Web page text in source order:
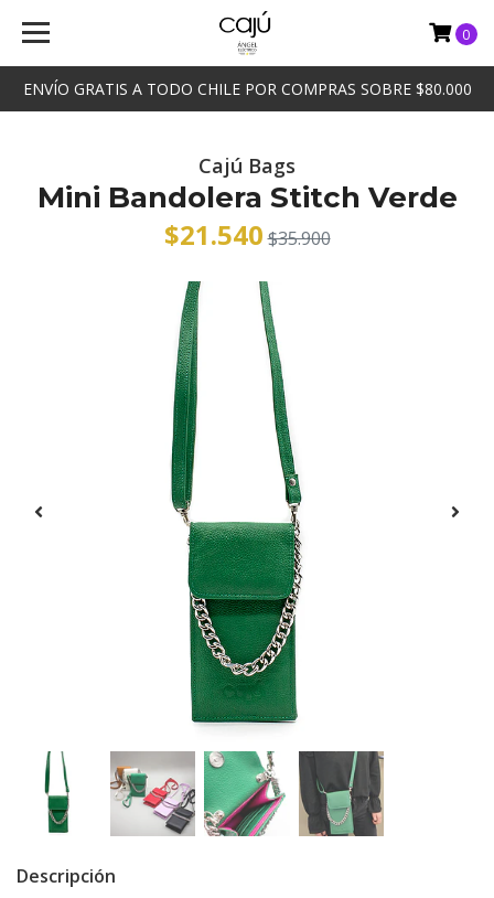
ENVÍO GRATIS A TODO CHILE POR COMPRAS SOBRE $80.000
0
Cajú Bags
Mini Bandolera Stitch Verde
$21.540 $35.900
Descripción